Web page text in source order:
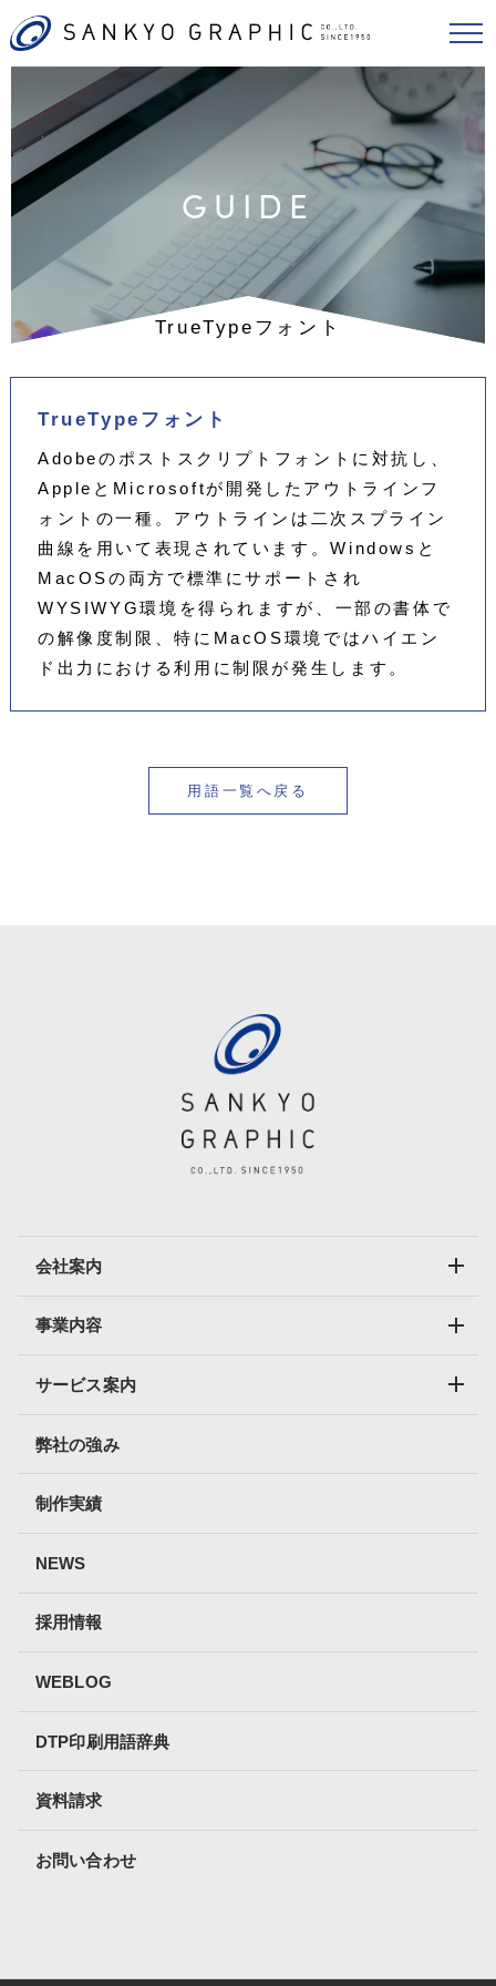
GUIDE
TrueTypeフォント
TrueTypeフォント
Adobeのポストスクリプトフォントに対抗し、
AppleとMicrosoftが開発したアウトラインフ
ォントの一種。アウトラインは二次スプライン
曲線を用いて表現されています。Windowsと
MacOSの両方で標準にサポートされ
WYSIWYG環境を得られますが、一部の書体で
の解像度制限、特にMacOS環境ではハイエン
ド出力における利用に制限が発生します。
用語一覧へ戻る
会社案内
事業内容
サービス案内
弊社の強み
制作実績
NEWS
採用情報
WEBLOG
DTP印刷用語辞典
資料請求
お問い合わせ